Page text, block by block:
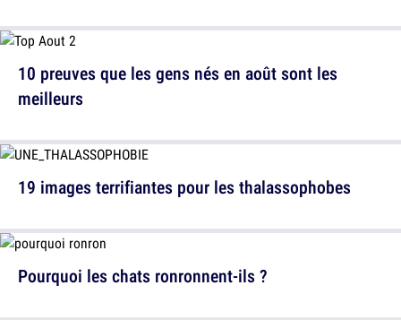
19 images terrifiantes pour les thalassophobes
10 preuves que les gens nés en août sont les
meilleurs
Pourquoi les chats ronronnent-ils ?